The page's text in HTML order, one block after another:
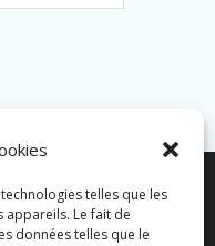
telles que les
Le fait de
données telles que le